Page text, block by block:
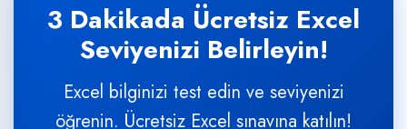
3 Dakikada Ücretsiz Excel
Seviyenizi Belirleyin!
Excel bilginizi test edin ve seviyenizi
öğrenin. Ücretsiz Excel sınavına katılın!